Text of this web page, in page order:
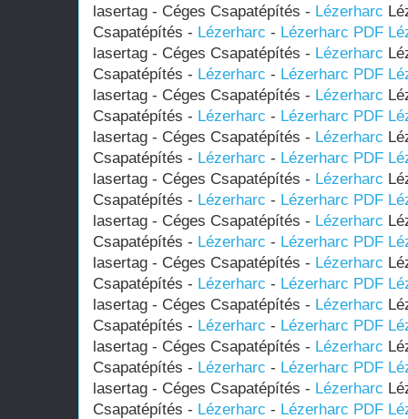
lasertag - Céges Csapatépítés - Lézerharc
Csapatépítés - Lézerharc - Lézerharc PDF
lasertag - Céges Csapatépítés - Lézerharc
Csapatépítés - Lézerharc - Lézerharc PDF
lasertag - Céges Csapatépítés - Lézerharc
Csapatépítés - Lézerharc - Lézerharc PDF
lasertag - Céges Csapatépítés - Lézerharc
Csapatépítés - Lézerharc - Lézerharc PDF
lasertag - Céges Csapatépítés - Lézerharc
Csapatépítés - Lézerharc - Lézerharc PDF
lasertag - Céges Csapatépítés - Lézerharc
Csapatépítés - Lézerharc - Lézerharc PDF
lasertag - Céges Csapatépítés - Lézerharc
Csapatépítés - Lézerharc - Lézerharc PDF
lasertag - Céges Csapatépítés - Lézerharc
Csapatépítés - Lézerharc - Lézerharc PDF
lasertag - Céges Csapatépítés - Lézerharc
Csapatépítés - Lézerharc - Lézerharc PDF
lasertag - Céges Csapatépítés - Lézerharc
Csapatépítés - Lézerharc - Lézerharc PDF